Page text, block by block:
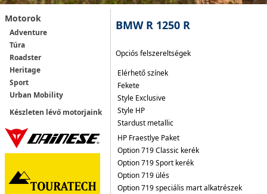
Motorok
Adventure
Túra
Roadster
Heritage
Sport
Urban Mobility
Készleten lévő motorjaink
BMW R 1250 R
Opciós felszereltségek
Elérhető színek
Fekete
Style Exclusive
Style HP
Stardust metallic
HP Fraestlye Paket
Option 719 Classic kerék
Option 719 Sport kerék
Option 719 ülés
Option 719 speciális mart alkatrészek